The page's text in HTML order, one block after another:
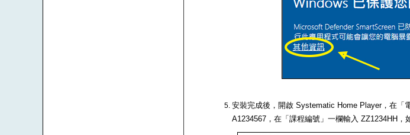
安裝完成後，開啟 Systematic Home Player，在「
A1234567，在「課程編號」一欄輸入 ZZ1234HH，